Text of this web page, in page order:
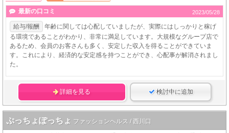
最新の口コミ 2023/05/28
給与/報酬
年齢に関しては心配していましたが、実際にはしっかりと稼げ
る環境であることがわかり、非常に満足しています。大規模なグループ店で
あるため、会員のお客さんも多く、安定した収入を得ることができていま
す。これにより、経済的な安定感を持つことができ、心配事が解消されまし
た。
詳細を見る 検討中に追加
ぷっちょぽっちょ ファッションヘルス / 西川口